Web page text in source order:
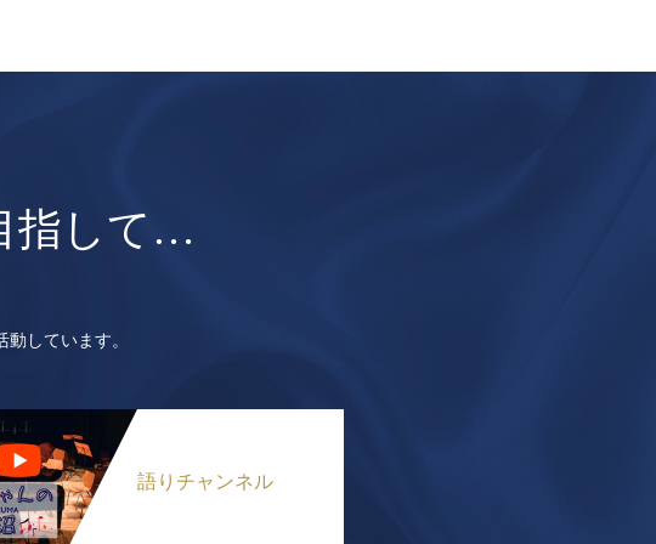
指して…
しています。
語りチャンネル